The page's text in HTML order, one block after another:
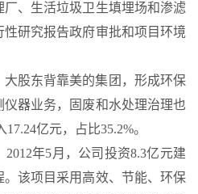
、生活垃圾卫生填埋场和渗滤
研究报告政府审批和项目环境
大股东背靠美的集团，形成环保
器业务，固废和水处理治理也
亿元，占比35.2%。
2012年5月，公司投资8.3亿元建
该项目采用高效、节能、环保